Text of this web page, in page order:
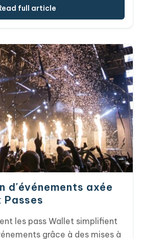
notifications push, qui
de cartes d'envoyer
besoin d'installer une
Dans cet article,
le fonctionnement des
Apple Wallet, en quoi
push
Passcreator facilite
des mises à jour
utilisiez notre interface
ou que vous intégriez notre
full article
d'événements axée
Passes
les pass Wallet simplifient
grâce à des mises à